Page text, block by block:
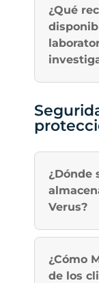
¿Qué
¿Dónde
Verus?
¿Cómo
de los